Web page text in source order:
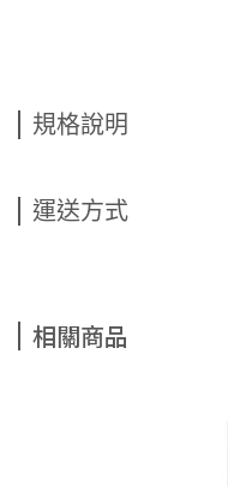
規格說明
運送方式
相關商品